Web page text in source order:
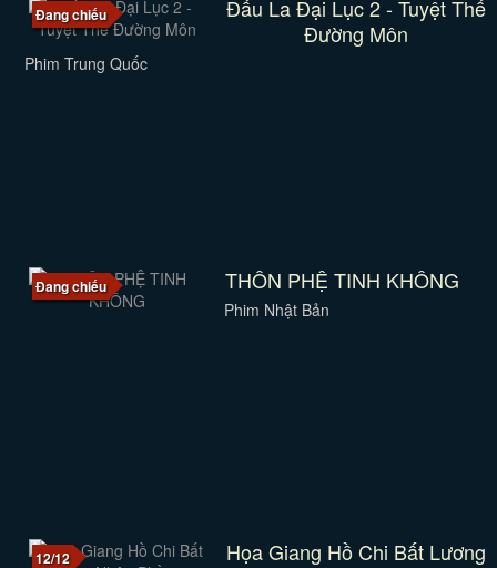
Đang chiếu
Đấu La Đại Lục 2 - Tuyệt Thế
Đường Môn
Phim Trung Quốc
Đang chiếu THÔN PHỆ TINH KHÔNG
Phim Nhật Bản
12/12
Họa Giang Hồ Chi Bất Lương